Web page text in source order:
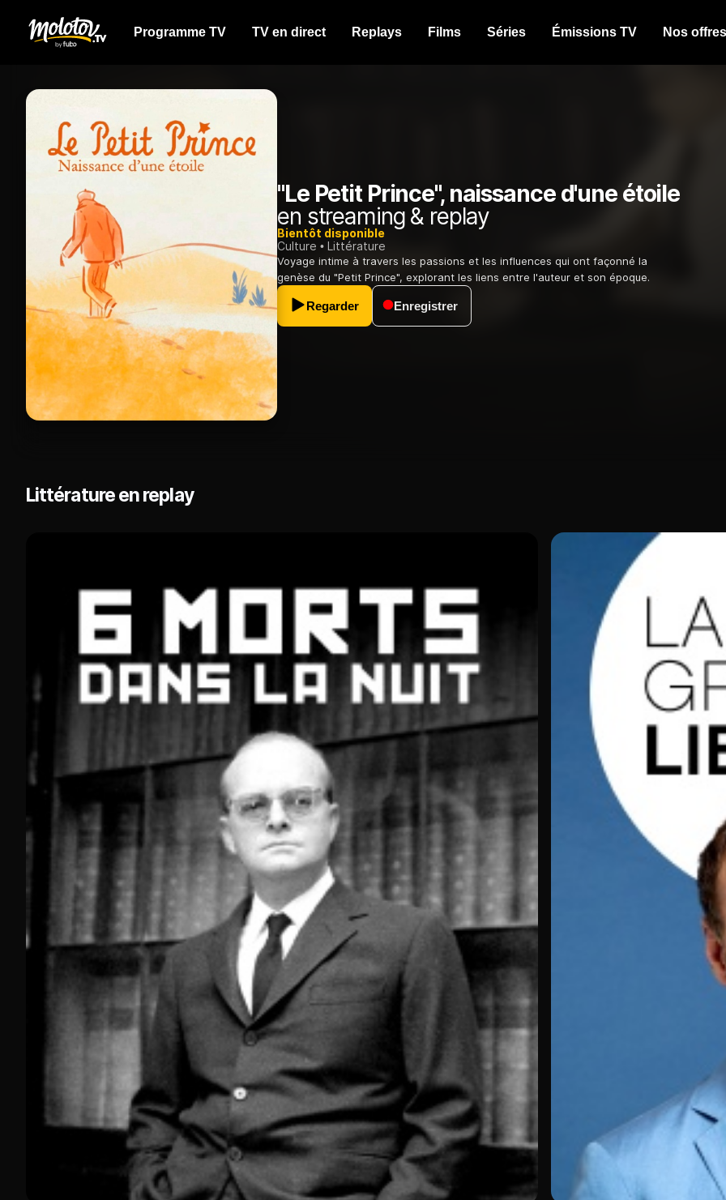
Programme TV TV en direct Replays Films Séries Émissions TV Nos offres
"Le Petit Prince", naissance d'une étoile
en streaming & replay
Bientôt disponible
Culture
Littérature
Voyage intime à travers les passions et les influences qui ont façonné la
genèse du "Petit Prince", explorant les liens entre l'auteur et son époque.
Regarder Enregistrer
Littérature en replay